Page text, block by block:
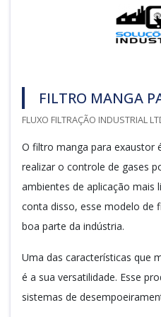
FILTRO MANGA
FLUXO FILTRAÇÃO INDUSTRIAL
O filtro manga para exaustor
realizar o controle de gases
ambientes de aplicação mais
conta disso, esse modelo de
boa parte da indústria.
Uma das características que
é a sua versatilidade. Esse
sistemas de